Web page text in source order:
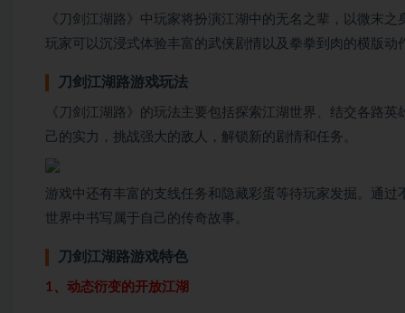
《刀剑江湖路》中玩家将扮演江湖中的无名之辈，以微末
玩家可以沉浸式体验丰富的武侠剧情以及拳拳到肉的横版
刀剑江湖路游戏玩法
《刀剑江湖路》的玩法主要包括探索江湖世界、结交各路
己的实力，挑战强大的敌人，解锁新的剧情和任务。
游戏中还有丰富的支线任务和隐藏彩蛋等待玩家发掘。通
世界中书写属于自己的传奇故事。
刀剑江湖路游戏特色
1、动态衍变的开放江湖